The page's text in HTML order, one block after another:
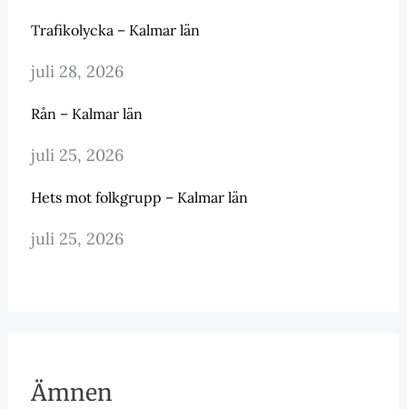
Trafikolycka – Kalmar län
juli 28, 2026
Rån – Kalmar län
juli 25, 2026
Hets mot folkgrupp – Kalmar län
juli 25, 2026
Ämnen